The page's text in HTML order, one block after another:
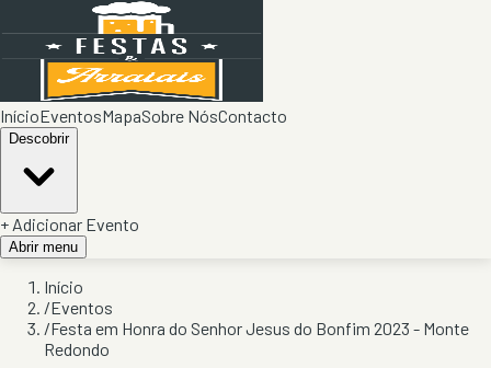
InícioEventosMapaSobre NósContacto
Descobrir
+ Adicionar Evento
Abrir menu
Início
/Eventos
/Festa em Honra do Senhor Jesus do Bonfim 2023 - Monte
Redondo